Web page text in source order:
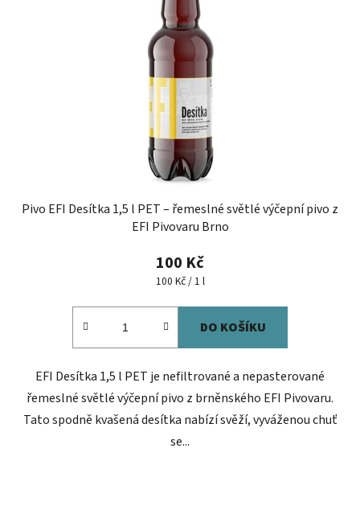
Pivo EFI Desítka 1,5 l PET – řemeslné světlé výčepní pivo z
EFI Pivovaru Brno
100 Kč
Měrná
100 Kč / 1 l
DO KOŠÍKU
EFI Desítka 1,5 l PET je nefiltrované a nepasterované
řemeslné světlé výčepní pivo z brněnského EFI Pivovaru.
Tato spodně kvašená desítka nabízí svěží, vyváženou chuť
se...